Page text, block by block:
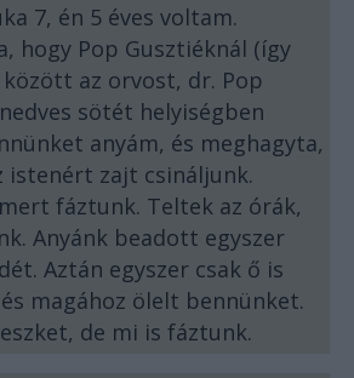
7, én 5 éves voltam.
hogy Pop Gusztiéknál (így
az orvost, dr. Pop
sötét helyiségben
anyám, és meghagyta,
istenért zajt csináljunk.
fáztunk. Teltek az órák,
Anyánk beadott egyszer
Aztán egyszer csak ő is
magához ölelt bennünket.
de mi is fáztunk.